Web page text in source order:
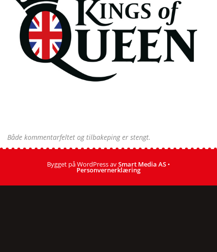
Både kommentarfeltet og tilbakeping er stengt.
Bygget på WordPress avSmart Media AS •
Personvernerklæring